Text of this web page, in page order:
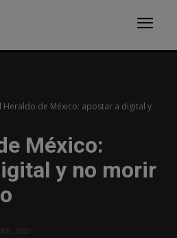
Heraldo de México: apostar a digital y
México:
y no morir